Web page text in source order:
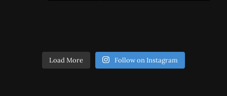
Load More Follow on Instagram